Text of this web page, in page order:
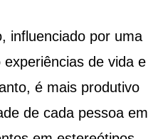
influenciado por uma
de vida e
é mais produtivo
de cada pessoa em